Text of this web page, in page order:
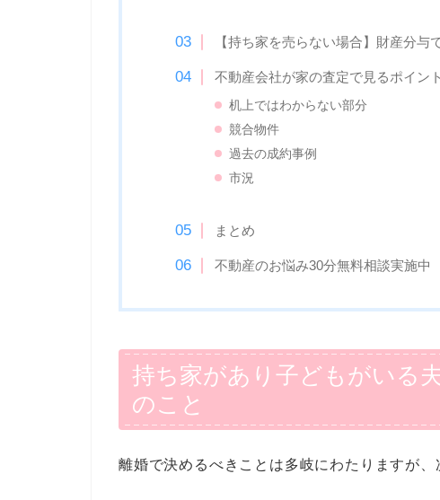
【持ち家を売らない場合】財産分与
不動産会社が家の査定で見るポイント
机上ではわからない部分
競合物件
過去の成約事例
市況
まとめ
不動産のお悩み30分無料相談実施中
持ち家があり子どもがいる
のこと
離婚で決めるべきことは多岐にわたりますが、